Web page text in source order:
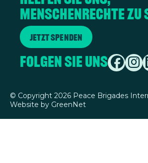
Menschenrechte zu
Jetzt spenden
Folgen Sie uns
© Copyright 2026 Peace Brigades
Website by GreenNet